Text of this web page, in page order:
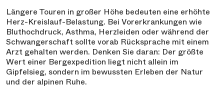
Längere Touren in großer Höhe bedeuten eine erhöhte
Herz-Kreislauf-Belastung. Bei Vorerkrankungen wie
Bluthochdruck, Asthma, Herzleiden oder während der
Schwangerschaft sollte vorab Rücksprache mit einem
Arzt gehalten werden. Denken Sie daran: Der größte
Wert einer Bergexpedition liegt nicht allein im
Gipfelsieg, sondern im bewussten Erleben der Natur
und der alpinen Ruhe.